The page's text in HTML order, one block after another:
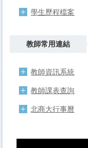
學生歷程檔案
教師常用連結
教師資訊系統
教師課表查詢
北商大行事曆